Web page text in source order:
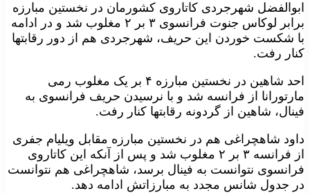
ابوالفضل شهرجردی کاتاروی کشورمان در نخستین مبارزه
برابر لوکاس جنوت فرانسوی ۳ بر ۲ مغلوب شد و در ادامه
با شکست خوردن این حریف، شهرجردی هم از دور رقابتها
کنار رفت.
احد شاهین در نخستین مبارزه ۴ بر یک مغلوب رمی
مارتورانا از فرانسه شد و با نرسیدن حریف فرانسوی به
فینال، شاهین از گردونه رقابتها کنار رفت.
داود شاهچراغی هم در نخستین مبارزه مقابل ویلیام جفری
از فرانسه ۳ بر ۲ مغلوب شد و پس از آنکه این کاتاروی
فرانسوی نتوانست به فینال برسد، شاهچراغی هم نتوانست
در جدول شانس مجدد به مبارزاتش ادامه دهد.